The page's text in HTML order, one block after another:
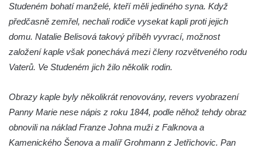
Křížová cesta Římov – XX. kaple – Svatá
Veronika potkává Ježíše a utírá mu do své
roušky pot z tváře
Křížová cesta Římov – XIX. kaple – Kristus
kříž nesoucí potkává Pannu Marii
Křížová cesta Římov – XVII. kaple – Velký
Pilát
Studeném bohatí manželé, kteří měli jediného syna. Když
předčasně zemřel, nechali rodiče vysekat kapli proti jejich
domu. Natalie Belisová takový příběh vyvrací, možnost
založení kaple však ponechává mezi členy rozvětveného rodu
Vaterů. Ve Studeném jich žilo několik rodin.
Obrazy kaple byly několikrát renovovány, revers vyobrazení
Panny Marie nese nápis z roku 1844, podle něhož tehdy obraz
obnovili na náklad Franze Johna muži z Falknova a
Kamenického Šenova a malíř Grohmann z Jetřichovic. Pan